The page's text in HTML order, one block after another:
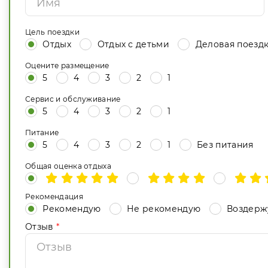
Цель поездки
Отдых Отдых с детьми Деловая
Оцените размещение
5 4 3 2 1
Сервис и обслуживание
5 4 3 2 1
Питание
5 4 3 2 1 Без питания
Общая оценка отдыха
Рекомендация
Рекомендую Не рекомендую
Отзыв *